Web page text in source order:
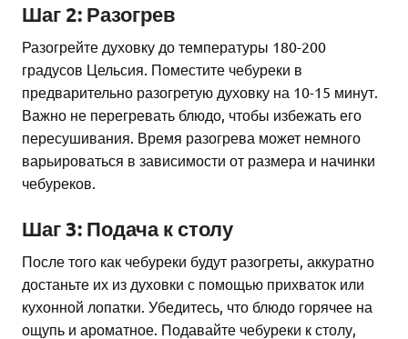
Шаг 2: Разогрев
Разогрейте духовку до температуры 180-200
градусов Цельсия. Поместите чебуреки в
предварительно разогретую духовку на 10-15 минут.
Важно не перегревать блюдо, чтобы избежать его
пересушивания. Время разогрева может немного
варьироваться в зависимости от размера и начинки
чебуреков.
Шаг 3: Подача к столу
После того как чебуреки будут разогреты, аккуратно
достаньте их из духовки с помощью прихваток или
кухонной лопатки. Убедитесь, что блюдо горячее на
ощупь и ароматное. Подавайте чебуреки к столу,